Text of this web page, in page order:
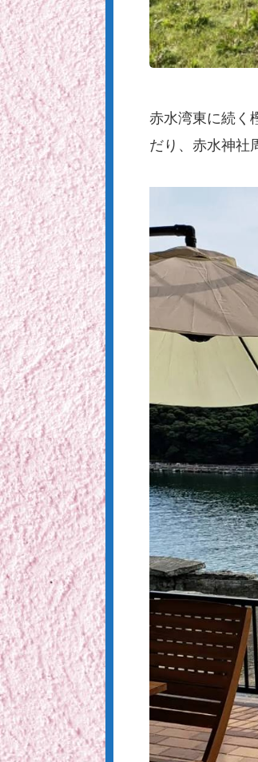
赤水湾東に続く
だり、赤水神社